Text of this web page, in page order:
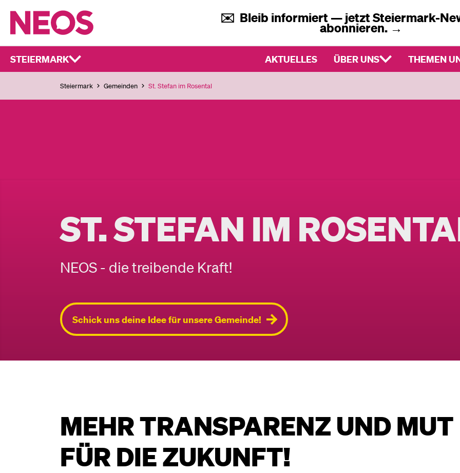
✉️ Bleib informiert — jetztSteiermark-
abonnieren.→
STEIERMARK AKTUELLES ÜBER UNS THEMEN
Steiermark Gemeinden St. Stefan im Rosental
ST. STEFAN IM
NEOS - die treibende Kraft!
Schick uns deine Idee für unsere Gemeinde!
MEHR TRANSPARENZ UND MUT
FÜR DIE ZUKUNFT!